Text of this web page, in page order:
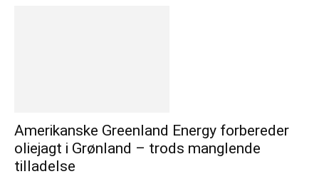
Amerikanske Greenland Energy forbereder
oliejagt i Grønland – trods manglende
tilladelse